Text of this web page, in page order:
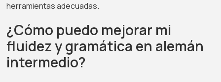
herramientas adecuadas.
¿Cómo puedo mejorar mi
fluidez y gramática en alemán
intermedio?